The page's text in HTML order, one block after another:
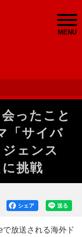
MENU
ったこと
「サイバ
ェンス
挑戦
送る
シェア
放送される海外ド